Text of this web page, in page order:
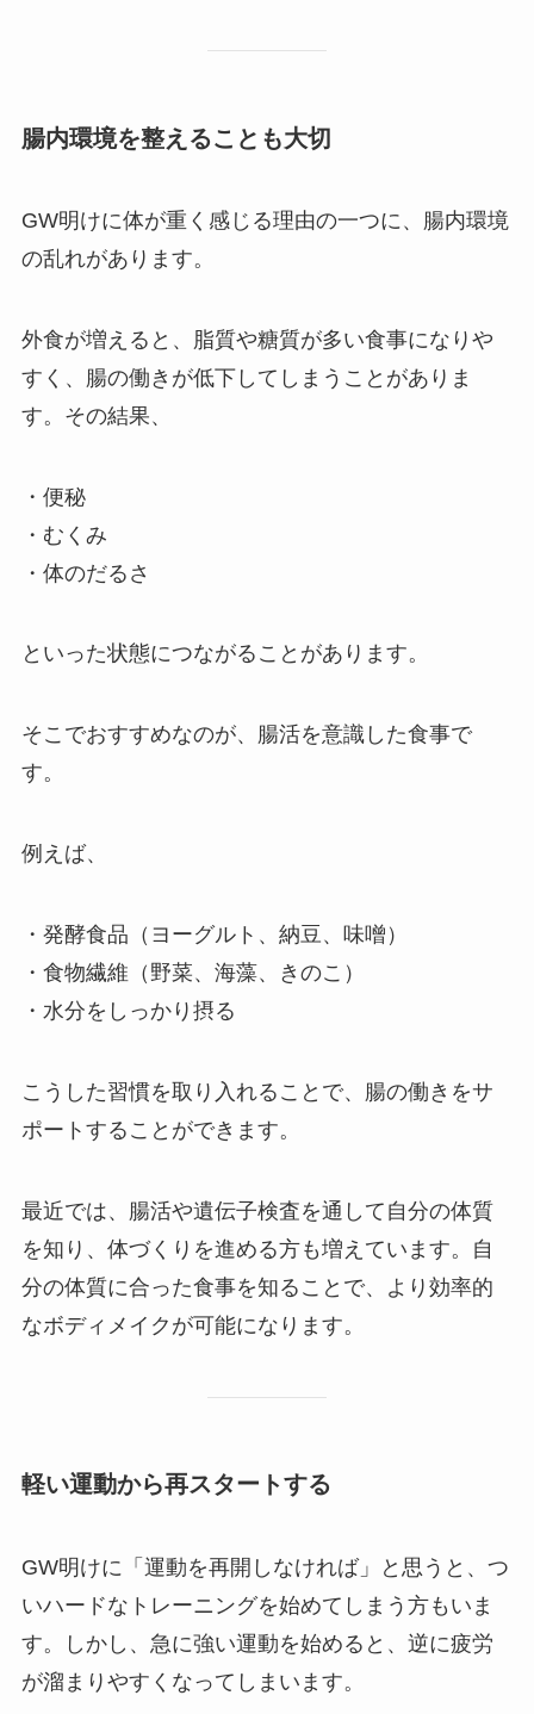
腸内環境を整えることも大切
GW明けに体が重く感じる理由の一つに、腸内環境
の乱れがあります。
外食が増えると、脂質や糖質が多い食事になりや
すく、腸の働きが低下してしまうことがありま
す。その結果、
・便秘
・むくみ
・体のだるさ
といった状態につながることがあります。
そこでおすすめなのが、腸活を意識した食事で
す。
例えば、
・発酵食品（ヨーグルト、納豆、味噌）
・食物繊維（野菜、海藻、きのこ）
・水分をしっかり摂る
こうした習慣を取り入れることで、腸の働きをサ
ポートすることができます。
最近では、腸活や遺伝子検査を通して自分の体質
を知り、体づくりを進める方も増えています。自
分の体質に合った食事を知ることで、より効率的
なボディメイクが可能になります。
軽い運動から再スタートする
GW明けに「運動を再開しなければ」と思うと、つ
いハードなトレーニングを始めてしまう方もいま
す。しかし、急に強い運動を始めると、逆に疲労
が溜まりやすくなってしまいます。